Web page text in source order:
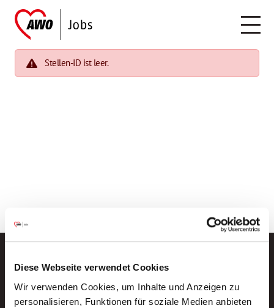
Diese Webseite verwendet Cookies
Wir verwenden Cookies, um Inhalte und Anzeigen zu
personalisieren, Funktionen für soziale Medien anbieten
Stellen-ID ist leer.
Neue Stellen per E-Mail.